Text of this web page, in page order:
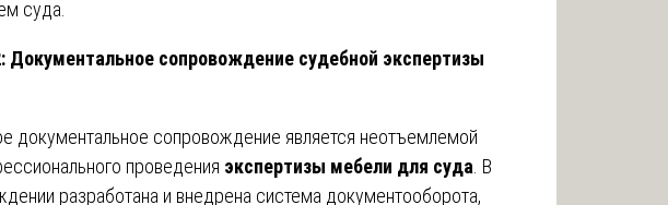
суда.
Документальное сопровождение судебной экспертизы
документальное сопровождение является неотъемлемой
проведения экспертизы мебели для суда . В
разработана и внедрена система документооборота,